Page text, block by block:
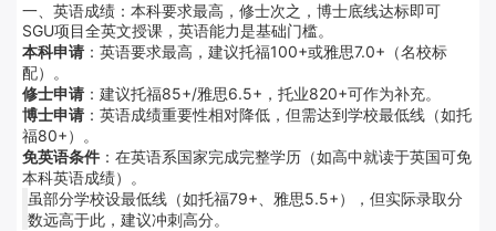
一、英语成绩：本科要求最高，修士次之，博士底线达标即可
SGU项目全英文授课，英语能力是基础门槛。
本科申请 ：英语要求最高，建议托福100+或雅思7.0+（名校标
配）。
修士申请 ：建议托福85+/雅思6.5+，托业820+可作为补充。
博士申请 ：英语成绩重要性相对降低，但需达到学校最低线（如托
福80+）。
免英语条件 ：在英语系国家完成完整学历（如高中就读于英国可免
本科英语成绩）。
虽部分学校设最低线（如托福79+、雅思5.5+），但实际录取分
数远高于此，建议冲刺高分。